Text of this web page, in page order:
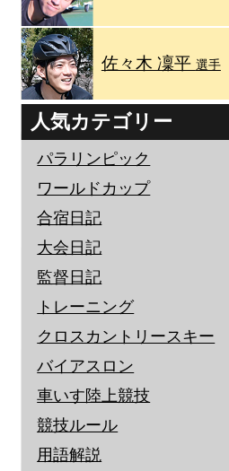
佐々木 凜平 選手
人気カテゴリー
パラリンピック
ワールドカップ
合宿日記
大会日記
監督日記
トレーニング
クロスカントリースキー
バイアスロン
車いす陸上競技
競技ルール
用語解説